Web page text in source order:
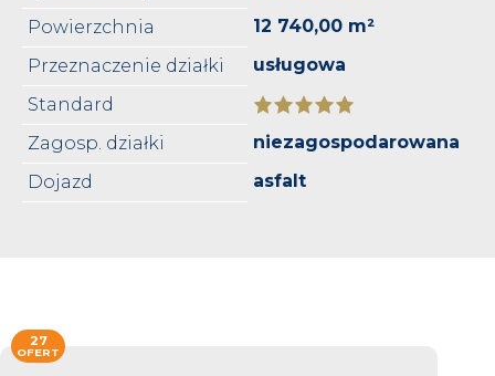
Powierzchnia
12 740,00 m²
Przeznaczenie działki
usługowa
Standard
Zagosp. działki
niezagospodarowana
Dojazd
asfalt
27
OFERT